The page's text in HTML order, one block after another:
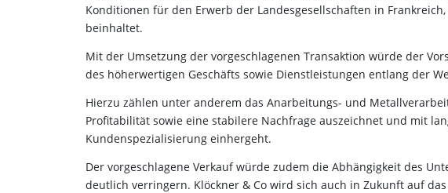
Konditionen für den Erwerb der Landesgesellschaften in
beinhaltet.
Mit der Umsetzung der vorgeschlagenen Transaktion würde der
des höherwertigen Geschäfts sowie Dienstleistungen entlang der
Hierzu zählen unter anderem das Anarbeitungs- und
Profitabilität sowie eine stabilere Nachfrage auszeichnet und mit
Kundenspezialisierung einhergeht.
Der vorgeschlagene Verkauf würde zudem die Abhängigkeit des
deutlich verringern. Klöckner & Co wird sich auch in Zukunft auf